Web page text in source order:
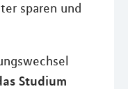
sparen und
Studium